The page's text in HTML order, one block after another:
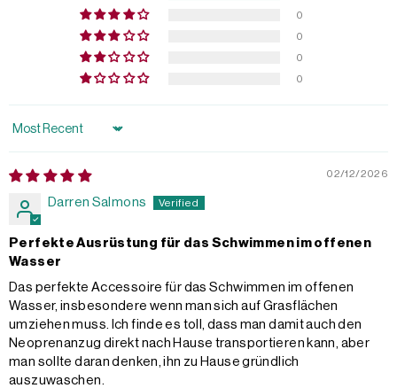
0
0
0
0
Sort by
02/12/2026
Darren Salmons
Perfekte Ausrüstung für das Schwimmen im offenen
Wasser
Das perfekte Accessoire für das Schwimmen im offenen
Wasser, insbesondere wenn man sich auf Grasflächen
umziehen muss. Ich finde es toll, dass man damit auch den
Neoprenanzug direkt nach Hause transportieren kann, aber
man sollte daran denken, ihn zu Hause gründlich
auszuwaschen.